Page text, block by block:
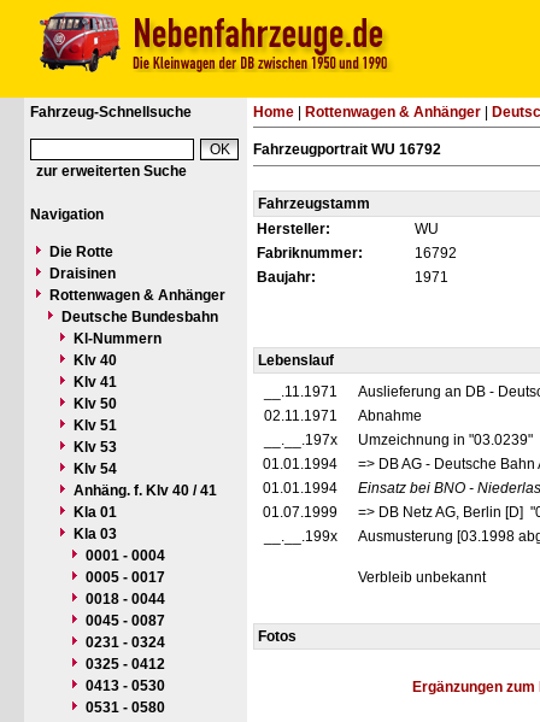
Fahrzeug-Schnellsuche
zur erweiterten Suche
Navigation
Die Rotte
Draisinen
Rottenwagen & Anhänger
Deutsche Bundesbahn
Kl-Nummern
Klv 40
Klv 41
Klv 50
Klv 51
Klv 53
Klv 54
Anhäng. f. Klv 40 / 41
Kla 01
Kla 03
0001 - 0004
0005 - 0017
0018 - 0044
0045 - 0087
0231 - 0324
0325 - 0412
0413 - 0530
0531 - 0580
Home Rottenwagen & Anhänger
Fahrzeugportrait WU 16792
Fahrzeugstamm
Hersteller:
WU
Fabriknummer:
16792
Baujahr:
1971
Lebenslauf
__.11.1971
Auslieferung an DB -
02.11.1971
Abnahme
__.__.197x
Umzeichnung in "03.0239"
01.01.1994
=> DB AG - Deutsche
01.01.1994
Einsatz bei BNO -
01.07.1999
=> DB Netz AG, Berlin [D]
__.__.199x
Ausmusterung [03.1998
Verbleib unbekannt
Fotos
Ergänzungen